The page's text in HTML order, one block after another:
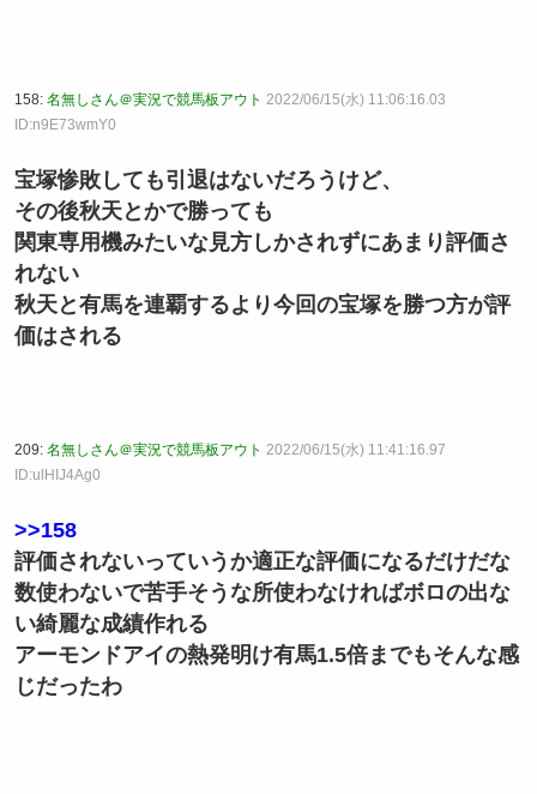
158: 名無しさん＠実況で競馬板アウト 2022/06/15(水) 11:06:16.03
ID:n9E73wmY0
宝塚惨敗しても引退はないだろうけど、
その後秋天とかで勝っても
関東専用機みたいな見方しかされずにあまり評価さ
れない
秋天と有馬を連覇するより今回の宝塚を勝つ方が評
価はされる
209: 名無しさん＠実況で競馬板アウト 2022/06/15(水) 11:41:16.97
ID:ulHIJ4Ag0
>>158
評価されないっていうか適正な評価になるだけだな
数使わないで苦手そうな所使わなければボロの出な
い綺麗な成績作れる
アーモンドアイの熱発明け有馬1.5倍までもそんな感
じだったわ